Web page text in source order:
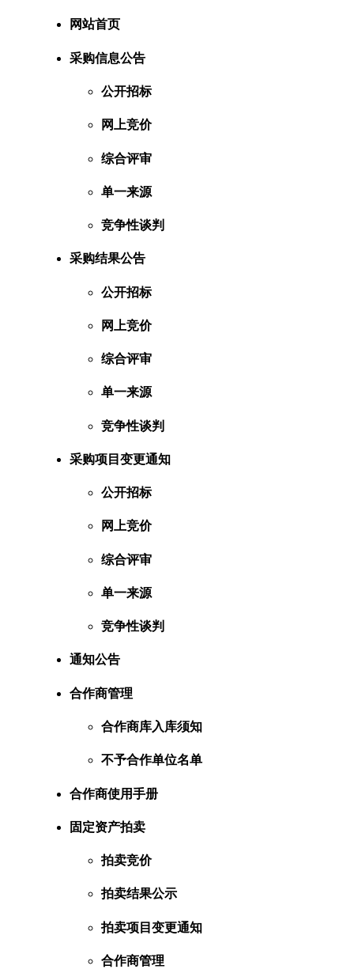
网站首页
采购信息公告
公开招标
网上竞价
综合评审
单一来源
竞争性谈判
采购结果公告
公开招标
网上竞价
综合评审
单一来源
竞争性谈判
采购项目变更通知
公开招标
网上竞价
综合评审
单一来源
竞争性谈判
通知公告
合作商管理
合作商库入库须知
不予合作单位名单
合作商使用手册
固定资产拍卖
拍卖竞价
拍卖结果公示
拍卖项目变更通知
合作商管理